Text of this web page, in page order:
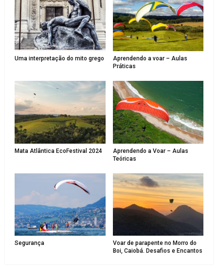
Uma interpretação do mito grego
Aprendendo a voar – Aulas
Práticas
Mata Atlântica EcoFestival 2024
Aprendendo a Voar – Aulas
Teóricas
Segurança
Voar de parapente no Morro do
Boi, Caiobá. Desafios e Encantos